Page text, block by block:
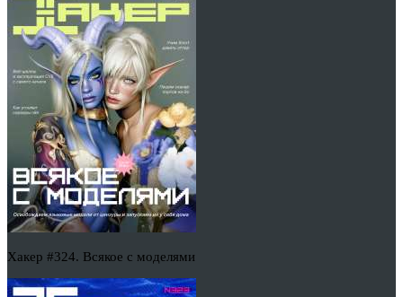
Хакер #324. Всякое с моделями